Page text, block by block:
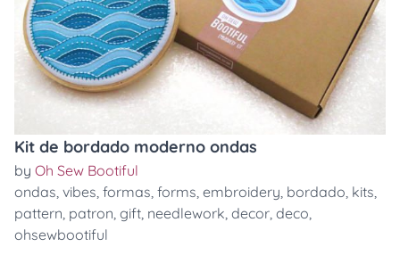
Kit de bordado moderno ondas
by Oh Sew Bootiful
ondas, vibes, formas, forms, embroidery, bordado, kits,
pattern, patron, gift, needlework, decor, deco,
ohsewbootiful